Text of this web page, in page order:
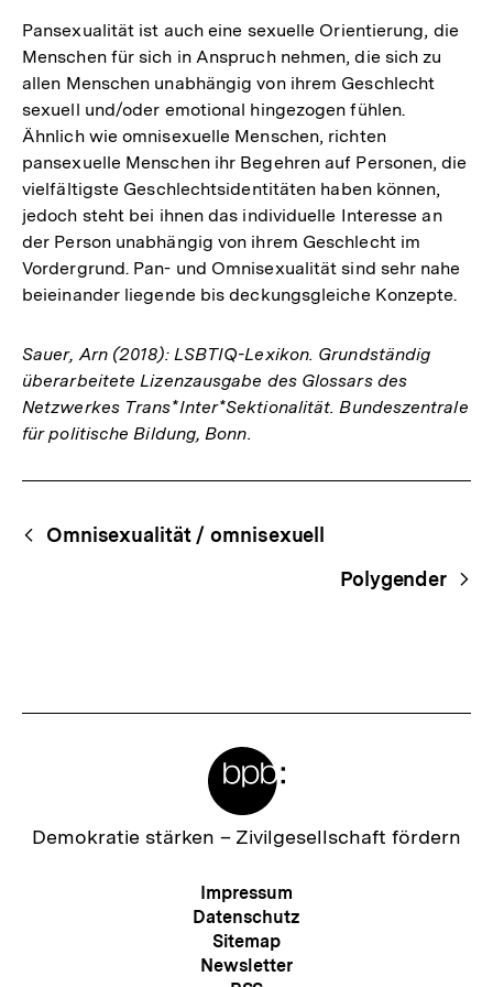
Pansexualität ist auch eine sexuelle Orientierung, die
Menschen für sich in Anspruch nehmen, die sich zu
allen Menschen unabhängig von ihrem Geschlecht
sexuell und/oder emotional hingezogen fühlen.
Ähnlich wie omnisexuelle Menschen, richten
pansexuelle Menschen ihr Begehren auf Personen, die
vielfältigste Geschlechtsidentitäten haben können,
jedoch steht bei ihnen das individuelle Interesse an
der Person unabhängig von ihrem Geschlecht im
Vordergrund. Pan- und Omnisexualität sind sehr nahe
beieinander liegende bis deckungsgleiche Konzepte.
Sauer, Arn (2018): LSBTIQ-Lexikon. Grundständig
überarbeitete Lizenzausgabe des Glossars des
Netzwerkes Trans*Inter*Sektionalität. Bundeszentrale
für politische Bildung, Bonn.
Begriffsnavigation
Content-
Navigation
Omnisexualität / omnisexuell
Polygender
Zur
Demokratie stärken – Zivilgesellschaft fördern
Meta-
Navigation
Impressum
Datenschutz
Sitemap
Newsletter